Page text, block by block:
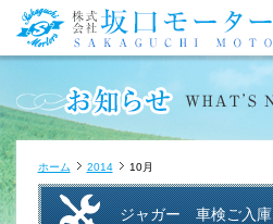
ホーム 2014 10月
ジャガー 車検ご入庫